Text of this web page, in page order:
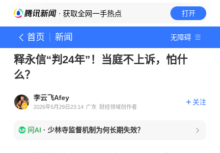
· 获取全网一手热点 打开
首页 新闻 无障碍
释永信“判24年”！当庭不上诉，怕什
么？
李云飞Afey
2026年5月29日23:14 广东 财经领域创作者
关注
问AI · 少林寺监督机制为何长期失效？